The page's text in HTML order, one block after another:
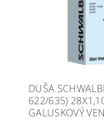
DUŠA
622/635)
GALUSKOVÝ